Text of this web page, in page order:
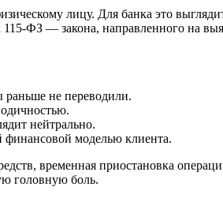
лицу. Для банка это
ФЗ — закона, направленного на
не переводили.
нейтрально.
моделью клиента.
временная приостановка
головную боль.